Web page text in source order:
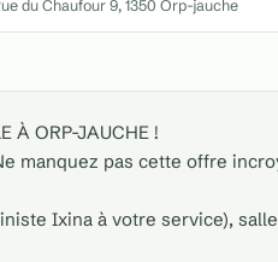
du Chaufour 9, 1350 Orp-jauche
À ORP-JAUCHE !
manquez pas cette offre
Ixina à votre service),